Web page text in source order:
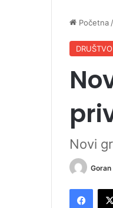
Početna /
DRUŠTVO
Novi